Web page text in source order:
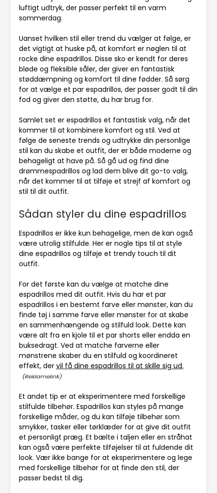
luftigt udtryk, der passer perfekt til en varm
sommerdag.
Uanset hvilken stil eller trend du vælger at følge, er
det vigtigt at huske på, at komfort er nøglen til at
rocke dine espadrillos. Disse sko er kendt for deres
bløde og fleksible såler, der giver en fantastisk
støddæmpning og komfort til dine fødder. Så sørg
for at vælge et par espadrillos, der passer godt til din
fod og giver den støtte, du har brug for.
Samlet set er espadrillos et fantastisk valg, når det
kommer til at kombinere komfort og stil. Ved at
følge de seneste trends og udtrykke din personlige
stil kan du skabe et outfit, der er både moderne og
behageligt at have på. Så gå ud og find dine
drømmespadrillos og lad dem blive dit go-to valg,
når det kommer til at tilføje et strejf af komfort og
stil til dit outfit.
Sådan styler du dine espadrillos
Espadrillos er ikke kun behagelige, men de kan også
være utrolig stilfulde. Her er nogle tips til at style
dine espadrillos og tilføje et trendy touch til dit
outfit.
For det første kan du vælge at matche dine
espadrillos med dit outfit. Hvis du har et par
espadrillos i en bestemt farve eller mønster, kan du
finde tøj i samme farve eller mønster for at skabe
en sammenhængende og stilfuld look. Dette kan
være alt fra en kjole til et par shorts eller endda en
buksedragt. Ved at matche farverne eller
mønstrene skaber du en stilfuld og koordineret
effekt, der vil få dine espadrillos til at skille sig ud.
Et andet tip er at eksperimentere med forskellige
stilfulde tilbehør. Espadrillos kan styles på mange
forskellige måder, og du kan tilføje tilbehør som
smykker, tasker eller tørklæder for at give dit outfit
et personligt præg. Et bælte i taljen eller en stråhat
kan også være perfekte tilføjelser til at fuldende dit
look. Vær ikke bange for at eksperimentere og lege
med forskellige tilbehør for at finde den stil, der
passer bedst til dig.